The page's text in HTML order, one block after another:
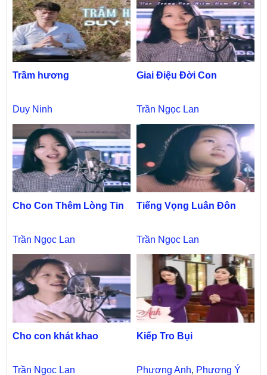
Trầm hương
Duy Ninh
Giai Điệu Đời Con
Trần Ngọc Lan
Cho Con Thêm Lòng Tin
Trần Ngọc Lan
Tiếng Vọng Luân Đôn
Trần Ngọc Lan
Cho con khát khao
Trần Ngọc Lan
Kiếp Tro Bụi
Phương Anh, Phương Ý